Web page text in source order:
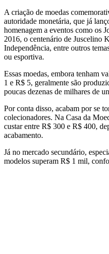
A criação de moedas
autoridade monetária, que já
homenagem a eventos como os
2016, o centenário de Juscelino
Independência, entre outros
ou esportiva.
Essas moedas, embora tenham
1 e R$ 5, geralmente são
poucas dezenas de milhares de
Por conta disso, acabam por se
colecionadores. Na Casa da
custar entre R$ 300 e R$ 400,
acabamento.
Já no mercado secundário,
modelos superam R$ 1 mil,